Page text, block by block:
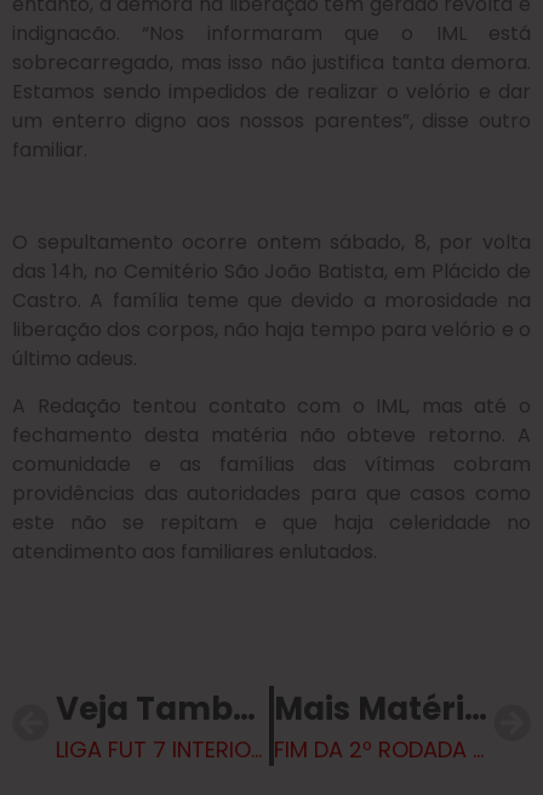
indignacão. “Nos informaram que o IML está
sobrecarregado, mas isso não justifica tanta demora.
Estamos sendo impedidos de realizar o velório e dar
um enterro digno aos nossos parentes”, disse outro
familiar.
O sepultamento ocorre ontem sábado, 8, por volta
das 14h, no Cemitério São João Batista, em Plácido de
Castro. A família teme que devido a morosidade na
liberação dos corpos, não haja tempo para velório e o
último adeus.
A Redação tentou contato com o IML, mas até o
fechamento desta matéria não obteve retorno. A
comunidade e as famílias das vítimas cobram
providências das autoridades para que casos como
este não se repitam e que haja celeridade no
atendimento aos familiares enlutados.
Veja Também
LIGA FUT 7 INTERIOR DE FUTEBOL SOCIETY
Mais Matérias
FIM DA 2º RODADA LIGA FUT 7 INTERIOR DE FUTEBOL SOCIETY – EDIÇÃO 2025